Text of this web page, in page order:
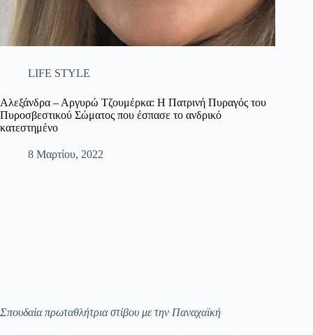
LIFE STYLE
Αλεξάνδρα – Αργυρώ Τζουμέρκα: Η Πατρινή Πυραγός του
Πυροσβεστικού Σώματος που έσπασε το ανδρικό
κατεστημένο
8 Μαρτίου, 2022
Σπουδαία πρωταθλήτρια στίβου με την Παναχαϊκή